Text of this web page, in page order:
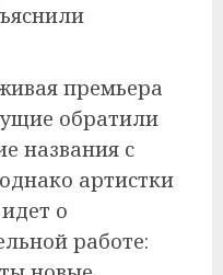
премьера
обратили
названия с
артистки
о
работе: